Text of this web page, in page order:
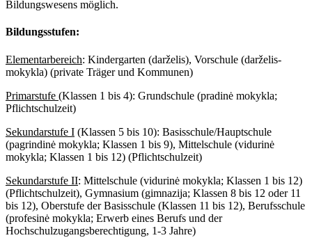
Bildungswesens möglich.
Bildungsstufen:
Elementarbereich: Kindergarten (darželis), Vorschule (darželis-
mokykla) (private Träger und Kommunen)
Primarstufe (Klassen 1 bis 4): Grundschule (pradinė mokykla;
Pflichtschulzeit)
Sekundarstufe I (Klassen 5 bis 10): Basisschule/Hauptschule
(pagrindinė mokykla; Klassen 1 bis 9), Mittelschule (vidurinė
mokykla; Klassen 1 bis 12) (Pflichtschulzeit)
Sekundarstufe II: Mittelschule (vidurinė mokykla; Klassen 1 bis 12)
(Pflichtschulzeit), Gymnasium (gimnazija; Klassen 8 bis 12 oder 11
bis 12), Oberstufe der Basisschule (Klassen 11 bis 12), Berufsschule
(profesinė mokykla; Erwerb eines Berufs und der
Hochschulzugangsberechtigung, 1-3 Jahre)